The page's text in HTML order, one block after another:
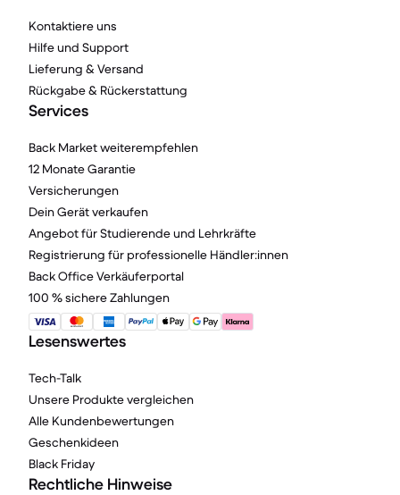
Kontaktiere uns
Hilfe und Support
Lieferung & Versand
Rückgabe & Rückerstattung
Services
Back Market weiterempfehlen
12 Monate Garantie
Versicherungen
Dein Gerät verkaufen
Angebot für Studierende und Lehrkräfte
Registrierung für professionelle Händler:innen
Back Office Verkäuferportal
100 % sichere Zahlungen
Lesenswertes
Tech-Talk
Unsere Produkte vergleichen
Alle Kundenbewertungen
Geschenkideen
Black Friday
Rechtliche Hinweise